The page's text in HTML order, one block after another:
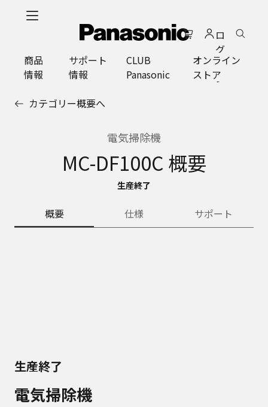
ロ
グ
イ
ン
商品
情報
サポート
情報
CLUB
Panasonic
オンライン
ストア
カテゴリー概要へ
電気掃除機
MC-DF100C 概要
生産終了
概要 仕様 サポート
生産終了
電気掃除機